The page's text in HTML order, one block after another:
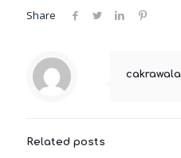
Share
cakrawala
Related posts